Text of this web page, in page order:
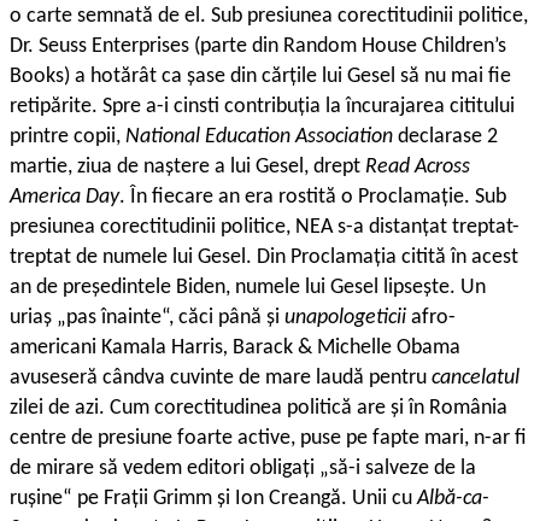
o carte semnată de el. Sub presiunea corectitudinii politice,
Dr. Seuss Enterprises (parte din Random House Children’s
Books) a hotărât ca șase din cărțile lui Gesel să nu mai fie
retipărite. Spre a-i cinsti contribuția la încurajarea cititului
printre copii, National Education Association declarase 2
martie, ziua de naștere a lui Gesel, drept Read Across
America Day. În fiecare an era rostită o Proclamație. Sub
presiunea corectitudinii politice, NEA s-a distanțat treptat-
treptat de numele lui Gesel. Din Proclamația citită în acest
an de președintele Biden, numele lui Gesel lipsește. Un
uriaș „pas înainte“, căci până și unapologeticii afro-
americani Kamala Harris, Barack & Michelle Obama
avuseseră cândva cuvinte de mare laudă pentru cancelatul
zilei de azi. Cum corectitudinea politică are și în România
centre de presiune foarte active, puse pe fapte mari, n-ar fi
de mirare să vedem editori obligați „să-i salveze de la
rușine“ pe Frații Grimm și Ion Creangă. Unii cuAlbă-ca-